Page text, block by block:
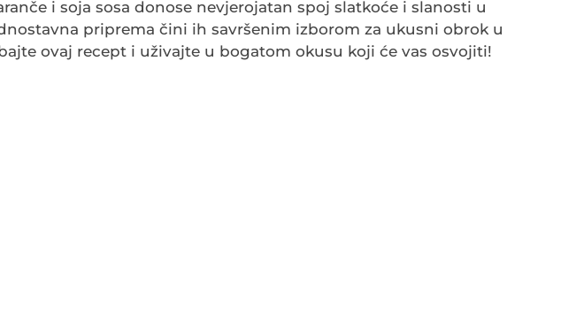
i soja sosa donose nevjerojatan spoj slatkoće i slanosti u
priprema čini ih savršenim izborom za ukusni obrok u
ovaj recept i uživajte u bogatom okusu koji će vas osvojiti!